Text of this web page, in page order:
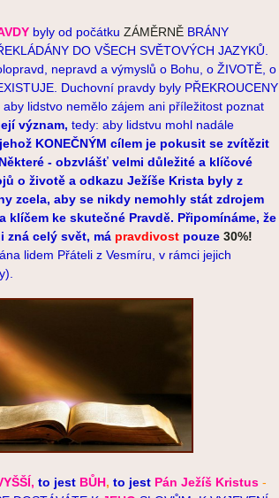
byly od počátku ZÁMĚRNĚ BRÁNY
DO VŠECH SVĚTOVÝCH JAZYKŮ.
nepravd a výmyslů o Bohu, o ŽIVOTĚ, o
Duchovní pravdy byly PŘEKROUCENY
aby lidstvo nemělo zájem ani příležitost poznat
význam, tedy: aby lidstvu mohl nadále
jehož KONEČNÝM cílem je pokusit se zvítězit
- obzvlášť velmi důležité a klíčové
o životě a odkazu Ježíše Krista byly z
zcela, aby se nikdy nemohly stát zdrojem
klíčem ke skutečné Pravdě. Připomínáme, že
zná celý svět, má pravdivost pouze 30%!
lidem Přáteli z Vesmíru, v rámci jejich
to jest BŮH, to jest Pán Ježíš Kristus-